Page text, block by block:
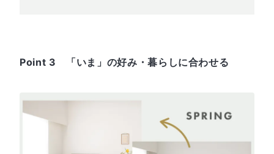
Point 3 「いま」の好み・暮らしに合わせる